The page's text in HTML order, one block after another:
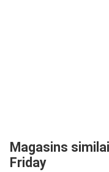
Magasins
Friday